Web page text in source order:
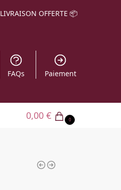
LIVRAISON OFFERTE 📦
FAQs Paiement
0,00 € 0